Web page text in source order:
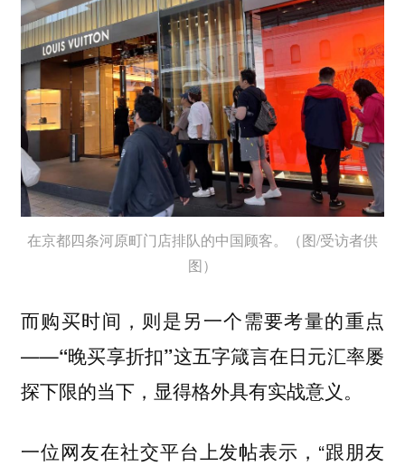
在京都四条河原町门店排队的中国顾客。（图/受访者供
图）
而购买时间，则是另一个需要考量的重点
——“晚买享折扣”这五字箴言在日元汇率屡
探下限的当下，显得格外具有实战意义。
一位网友在社交平台上发帖表示，“跟朋友